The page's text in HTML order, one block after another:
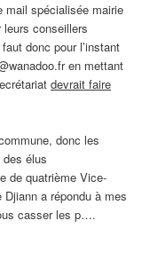
mail spécialisée mairie
conseillers
donc pour l’instant
en mettant
devrait faire
donc les
des élus
de quatrième Vice-
a répondu à mes
casser les p….